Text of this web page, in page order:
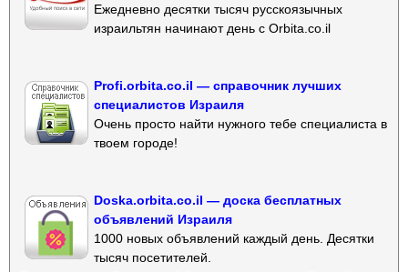
Ежедневно десятки тысяч русскоязычных
израильтян начинают день с Orbita.co.il
Profi.orbita.co.il — справочник лучших
специалистов Израиля
Очень просто найти нужного тебе специалиста в
твоем городе!
Doska.orbita.co.il — доска бесплатных
объявлений Израиля
1000 новых объявлений каждый день. Десятки
тысяч посетителей.